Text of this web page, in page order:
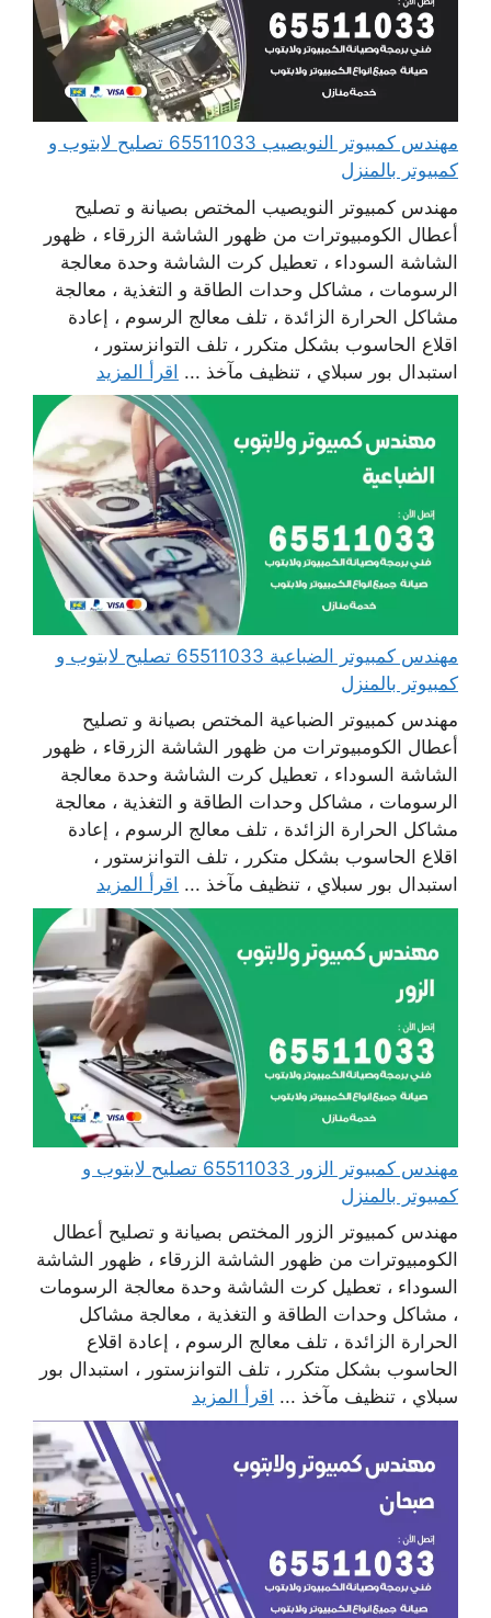
مهندس كمبيوتر النويصيب 65511033 تصليح لابتوب و
كمبيوتر بالمنزل
مهندس كمبيوتر النويصيب المختص بصيانة و تصليح
أعطال الكومبيوترات من ظهور الشاشة الزرقاء ، ظهور
الشاشة السوداء ، تعطيل كرت الشاشة وحدة معالجة
الرسومات ، مشاكل وحدات الطاقة و التغذية ، معالجة
مشاكل الحرارة الزائدة ، تلف معالج الرسوم ، إعادة
اقلاع الحاسوب بشكل متكرر ، تلف التوانزستور ،
استبدال بور سبلاي ، تنظيف مآخذ ... اقرأ المزيد
مهندس كمبيوتر الضباعية 65511033 تصليح لابتوب و
كمبيوتر بالمنزل
مهندس كمبيوتر الضباعية المختص بصيانة و تصليح
أعطال الكومبيوترات من ظهور الشاشة الزرقاء ، ظهور
الشاشة السوداء ، تعطيل كرت الشاشة وحدة معالجة
الرسومات ، مشاكل وحدات الطاقة و التغذية ، معالجة
مشاكل الحرارة الزائدة ، تلف معالج الرسوم ، إعادة
اقلاع الحاسوب بشكل متكرر ، تلف التوانزستور ،
استبدال بور سبلاي ، تنظيف مآخذ ... اقرأ المزيد
مهندس كمبيوتر الزور 65511033 تصليح لابتوب و
كمبيوتر بالمنزل
مهندس كمبيوتر الزور المختص بصيانة و تصليح أعطال
الكومبيوترات من ظهور الشاشة الزرقاء ، ظهور الشاشة
السوداء ، تعطيل كرت الشاشة وحدة معالجة الرسومات
، مشاكل وحدات الطاقة و التغذية ، معالجة مشاكل
الحرارة الزائدة ، تلف معالج الرسوم ، إعادة اقلاع
الحاسوب بشكل متكرر ، تلف التوانزستور ، استبدال بور
سبلاي ، تنظيف مآخذ ... اقرأ المزيد